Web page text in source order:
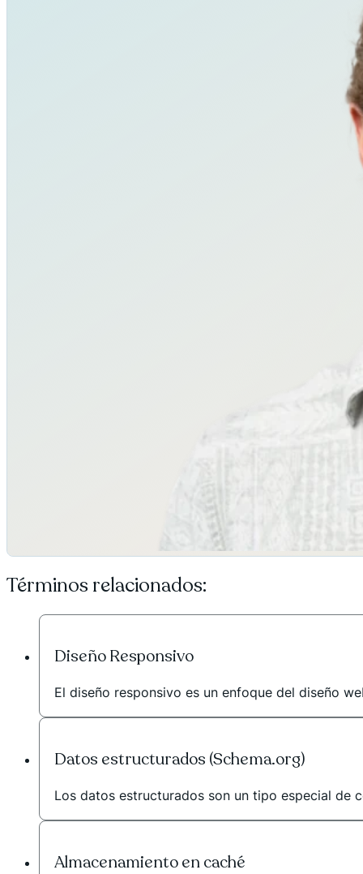
Términos relacionados:
Diseño Responsivo
El diseño responsivo es un enfoque del diseño
Datos estructurados (Schema.org)
Los datos estructurados son un tipo especial de
Almacenamiento en caché